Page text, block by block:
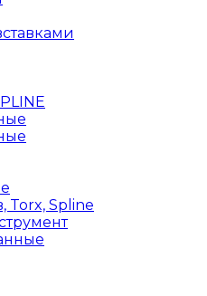
Torx, Spline